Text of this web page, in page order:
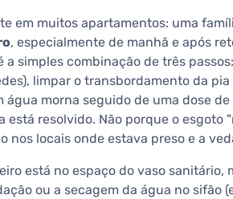
em muitos apartamentos: uma
, especialmente de manhã e após
a simples combinação de três
limpar o transbordamento da
água morna seguido de uma dose
está resolvido. Não porque o esgoto
nos locais onde estava preso e a
está no espaço do vaso
ou a secagem da água no sifão